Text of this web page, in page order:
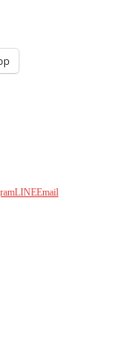
LINEEmail